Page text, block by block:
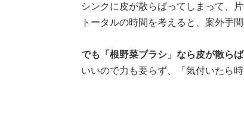
シンクに皮が散らばってしまって、
トータルの時間を考えると、案外手
でも「根野菜ブラシ」なら皮が散ら
いいので力も要らず、「気付いたら